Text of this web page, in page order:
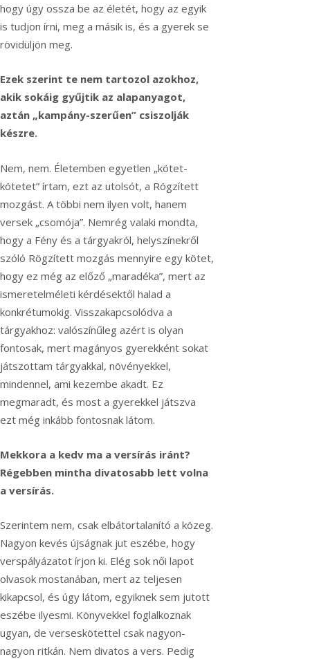
hogy úgy ossza be az életét, hogy az egyik
is tudjon írni, meg a másik is, és a gyerek se
rövidüljön meg.
Ezek szerint te nem tartozol azokhoz,
akik sokáig gyűjtik az alapanyagot,
aztán „kampány-szerűen” csiszolják
készre.
Nem, nem. Életemben egyetlen „kötet-
kötetet” írtam, ezt az utolsót, a Rögzített
mozgást. A többi nem ilyen volt, hanem
versek „csomója”. Nemrég valaki mondta,
hogy a Fény és a tárgyakról, helyszínekről
szóló Rögzített mozgás mennyire egy kötet,
hogy ez még az előző „maradéka”, mert az
ismeretelméleti kérdésektől halad a
konkrétumokig. Visszakapcsolódva a
tárgyakhoz: valószínűleg azért is olyan
fontosak, mert magányos gyerekként sokat
játszottam tárgyakkal, növényekkel,
mindennel, ami kezembe akadt. Ez
megmaradt, és most a gyerekkel játszva
ezt még inkább fontosnak látom.
Mekkora a kedv ma a versírás iránt?
Régebben mintha divatosabb lett volna
a versírás.
Szerintem nem, csak elbátortalanító a közeg.
Nagyon kevés újságnak jut eszébe, hogy
verspályázatot írjon ki. Elég sok női lapot
olvasok mostanában, mert az teljesen
kikapcsol, és úgy látom, egyiknek sem jutott
eszébe ilyesmi. Könyvekkel foglalkoznak
ugyan, de verseskötettel csak nagyon-
nagyon ritkán. Nem divatos a vers. Pedig